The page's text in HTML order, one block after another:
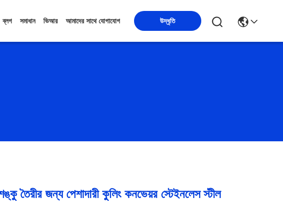
ব্লগ সমাধান ভিআর আমাদের সাথে যোগাযোগ উদ্ধৃতি
তৈরীর জন্য পেশাদারী কুলিং কনভেয়র স্টেইনলেস স্টীল